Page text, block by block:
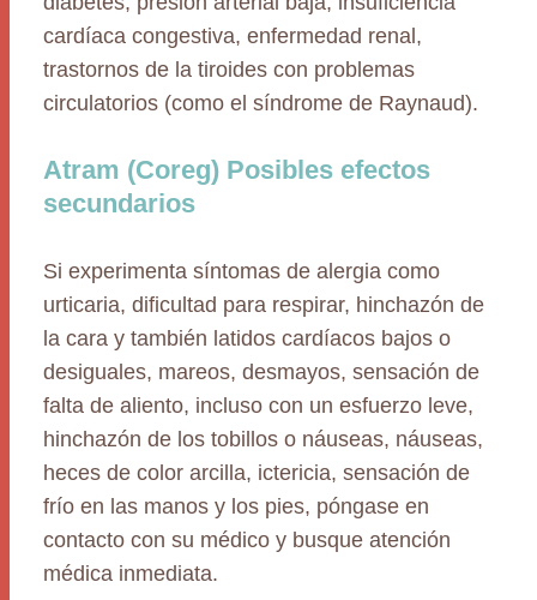
cardíaca congestiva, enfermedad renal,
trastornos de la tiroides con problemas
circulatorios (como el síndrome de Raynaud).
Atram (Coreg) Posibles efectos
secundarios
Si experimenta síntomas de alergia como
urticaria, dificultad para respirar, hinchazón de
la cara y también latidos cardíacos bajos o
desiguales, mareos, desmayos, sensación de
falta de aliento, incluso con un esfuerzo leve,
hinchazón de los tobillos o náuseas, náuseas,
heces de color arcilla, ictericia, sensación de
frío en las manos y los pies, póngase en
contacto con su médico y busque atención
médica inmediata.